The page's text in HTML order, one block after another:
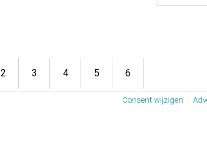
2 3 4 5 6
Consent wijzigen -